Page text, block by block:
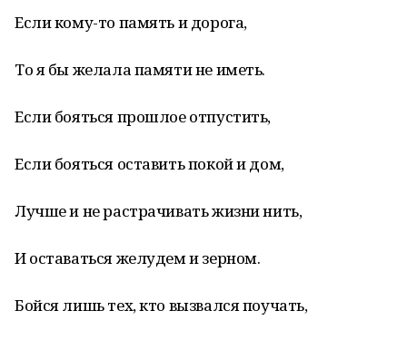
Если кому-то память и дорога,
То я бы желала памяти не иметь.
Если бояться прошлое отпустить,
Если бояться оставить покой и дом,
Лучше и не растрачивать жизни нить,
И оставаться желудем и зерном.
Бойся лишь тех, кто вызвался поучать,